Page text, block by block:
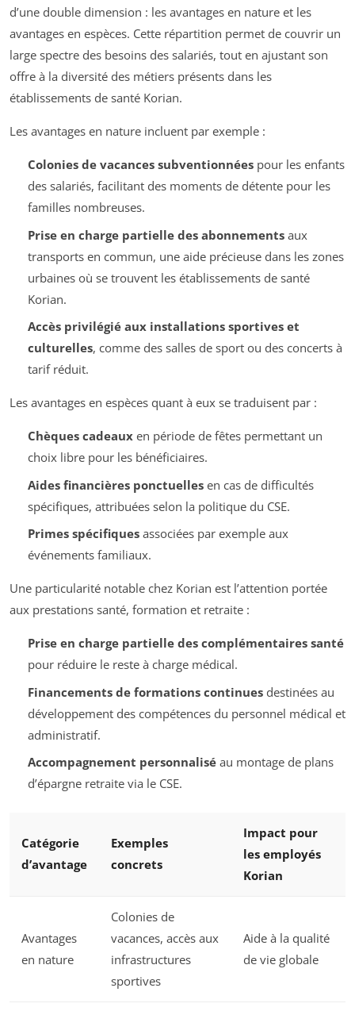
d’une double dimension : les avantages en nature et les
avantages en espèces. Cette répartition permet de couvrir un
large spectre des besoins des salariés, tout en ajustant son
offre à la diversité des métiers présents dans les
établissements de santé Korian.
Les avantages en nature incluent par exemple :
Colonies de vacances subventionnéespour les enfants
des salariés, facilitant des moments de détente pour les
familles nombreuses.
Prise en charge partielle des abonnementsaux
transports en commun, une aide précieuse dans les zones
urbaines où se trouvent les établissements de santé
Korian.
Accès privilégié aux installations sportives et
culturelles, comme des salles de sport ou des concerts à
tarif réduit.
Les avantages en espèces quant à eux se traduisent par :
Chèques cadeauxen période de fêtes permettant un
choix libre pour les bénéficiaires.
Aides financières ponctuellesen cas de difficultés
spécifiques, attribuées selon la politique du CSE.
Primes spécifiquesassociées par exemple aux
événements familiaux.
Une particularité notable chez Korian est l’attention portée
aux prestations santé, formation et retraite :
Prise en charge partielle des complémentaires santé
pour réduire le reste à charge médical.
Financements de formations continuesdestinées au
développement des compétences du personnel médical et
administratif.
Accompagnement personnaliséau montage de plans
d’épargne retraite via le CSE.
Catégorie
d’avantage
Exemples
concrets
Impact pour
les employés
Korian
Avantages
en nature
Colonies de
vacances, accès aux
infrastructures
sportives
Aide à la qualité
de vie globale